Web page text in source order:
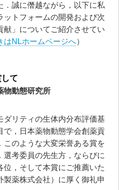
．誠に僭越ながら，以下に私
ットフォームの開発および次
献」についてご紹介させてい
はNLホームページへ）
て
動態研究所
リティの生体内分布評価基
で，日本薬物動態学会創薬貢
このような大変栄誉ある賞を
選考委員の先生方，ならびに
位，そして本賞にご推薦いた
製薬株式会社）に厚く御礼申